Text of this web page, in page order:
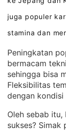
juga populer
stamina dan
Peningkatan
bermacam
sehingga bisa
Fleksibilitas
dengan kondisi
Oleh sebab
sukses? Simak